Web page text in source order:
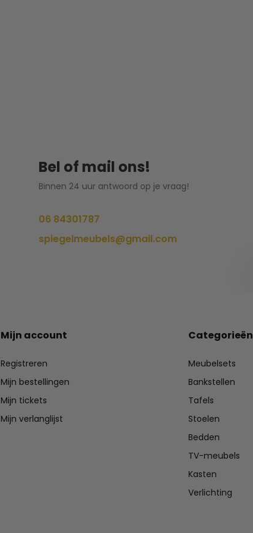
Bel of mail ons!
Binnen 24 uur antwoord op je vraag!
06 84301787
spiegelmeubels@gmail.com
Mijn account
Registreren
Mijn bestellingen
Mijn tickets
Mijn verlanglijst
Categorieën
Meubelsets
Bankstellen
Tafels
Stoelen
Bedden
TV-meubels
Kasten
Verlichting